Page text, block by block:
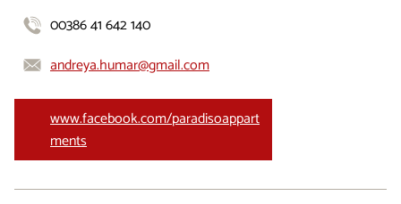
00386 41 642 140
andreya.humar@gmail.com
www.facebook.com/paradisoappart
ments